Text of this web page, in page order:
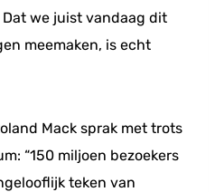
we juist vandaag dit
meemaken, is echt
Mack sprak met trots
“150 miljoen bezoekers
teken van